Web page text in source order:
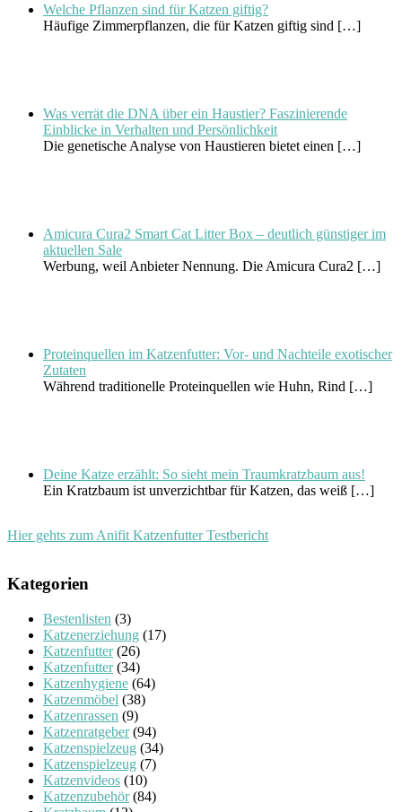
Welche Pflanzen sind für Katzen giftig?
Häufige Zimmerpflanzen, die für Katzen giftig sind […]
Was verrät die DNA über ein Haustier? Faszinierende
Einblicke in Verhalten und Persönlichkeit
Die genetische Analyse von Haustieren bietet einen […]
Amicura Cura2 Smart Cat Litter Box – deutlich günstiger im
aktuellen Sale
Werbung, weil Anbieter Nennung. Die Amicura Cura2 […]
Proteinquellen im Katzenfutter: Vor- und Nachteile exotischer
Zutaten
Während traditionelle Proteinquellen wie Huhn, Rind […]
Deine Katze erzählt: So sieht mein Traumkratzbaum aus!
Ein Kratzbaum ist unverzichtbar für Katzen, das weiß […]
Hier gehts zum Anifit Katzenfutter Testbericht
Kategorien
Bestenlisten (3)
Katzenerziehung (17)
Katzenfutter(26)
Katzenfutter(34)
Katzenhygiene (64)
Katzenmöbel (38)
Katzenrassen (9)
Katzenratgeber(94)
Katzenspielzeug (34)
Katzenspielzeug (7)
Katzenvideos (10)
Katzenzubehör(84)